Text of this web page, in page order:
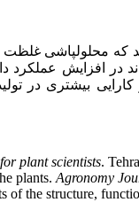
در افزایش عملکرد
بیشتری در
plant scientists.
plants.Agronomy
the structure,